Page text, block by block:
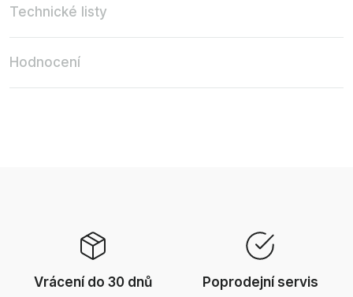
Technické listy
Hodnocení
Vrácení do 30 dnů Poprodejní servis